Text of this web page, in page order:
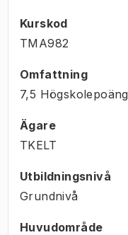
Kurskod
TMA982
Omfattning
7,5 Högskolepoäng
Ägare
TKELT
Utbildningsnivå
Grundnivå
Huvudområde